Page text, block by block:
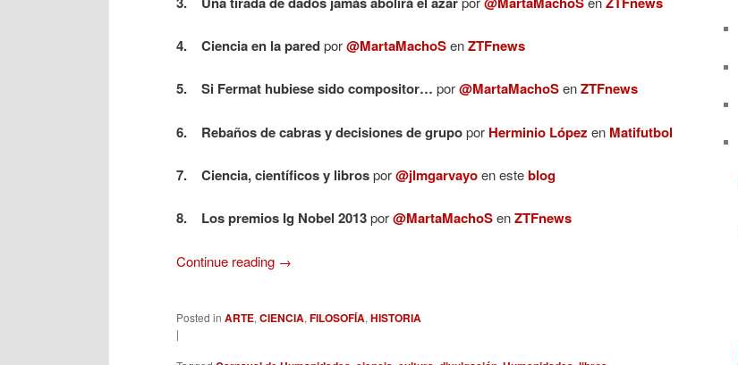
4. Ciencia en la paredpor@MartaMachoSen ZTFnews
5. Si Fermat hubiese sido compositor… por@MartaMachoSen ZTFnews
6. Rebaños de cabras y decisiones de grupopor Herminio López en Matifutbol
7. Ciencia, científicos y librospor@jlmgarvayoen esteblog
8. Los premios Ig Nobel 2013por@MartaMachoSen ZTFnews
Continue reading →
Posted in ARTE,CIENCIA,FILOSOFÍA,HISTORIA
|